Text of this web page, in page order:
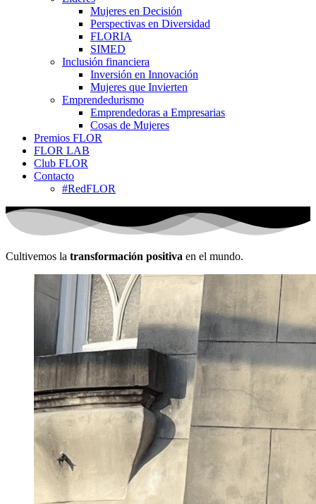
Mujeres en Decisión
Perspectivas en Diversidad
FLORIA
SIMED
Inclusión financiera
Inversión en Innovación
Mujeres que Invierten
Emprendedurismo
Emprendedoras a Empresarias
Cosas de Mujeres
Premios FLOR
FLOR LAB
Club FLOR
Contacto
#RedFLOR
Cultivemos la transformación positiva en el mundo.